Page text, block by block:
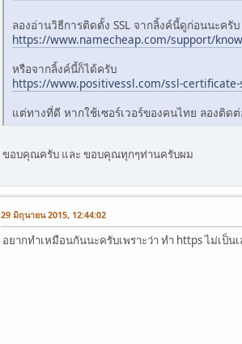
ลองอ่านวิธีการติดตั้ง SSL จากลิ้งค์นี้ดูก่อนนะครับ
https://www.namecheap.com/support/
หรือจากลิ้งค์นี้ก็ได้ครับ
https://www.positivessl.com/ssl-
แต่ทางที่ดี หากใช้เซอร์เวอร์ของคนไทย ลองติด
ขอบคุณครับ และ ขอบคุณทุกๆท่านครับผม
29 มิถุนายน 2015, 12:44:02
อยากทำเหมือนกันนะครับเพราะว่า ทำ https ไม่เป็